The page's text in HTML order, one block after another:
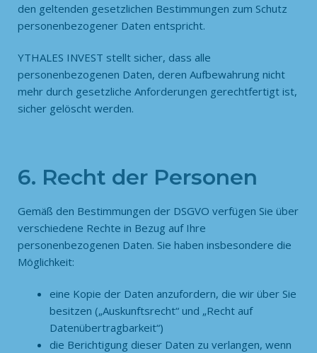
den geltenden gesetzlichen Bestimmungen zum Schutz
personenbezogener Daten entspricht.
YTHALES INVEST stellt sicher, dass alle
personenbezogenen Daten, deren Aufbewahrung nicht
mehr durch gesetzliche Anforderungen gerechtfertigt ist,
sicher gelöscht werden.
6. Recht der Personen
Gemäß den Bestimmungen der DSGVO verfügen Sie über
verschiedene Rechte in Bezug auf Ihre
personenbezogenen Daten. Sie haben insbesondere die
Möglichkeit:
eine Kopie der Daten anzufordern, die wir über Sie
besitzen („Auskunftsrecht“ und „Recht auf
Datenübertragbarkeit“)
die Berichtigung dieser Daten zu verlangen, wenn